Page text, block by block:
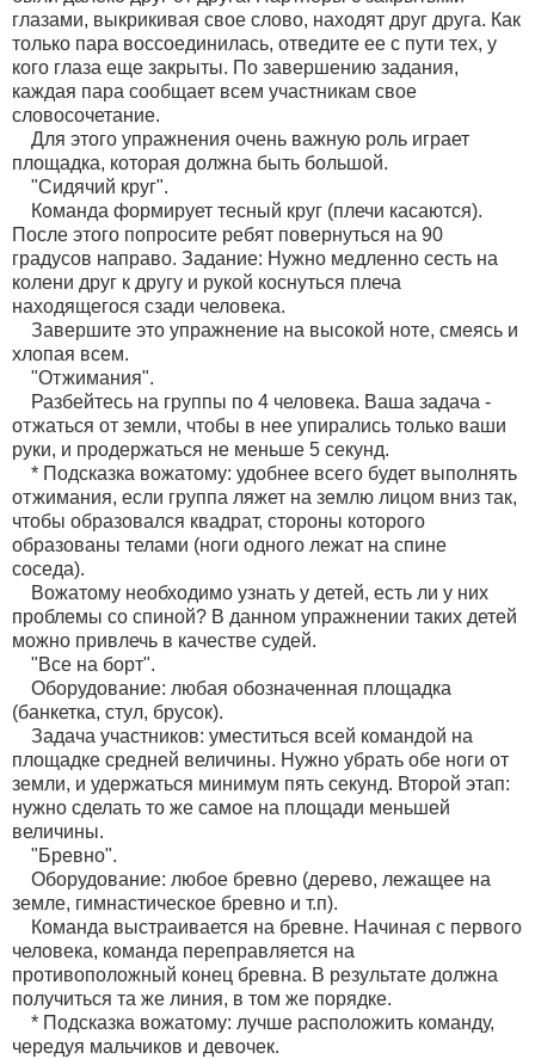
глазами, выкрикивая свое слово, находят друг друга. Как
только пара воссоединилась, отведите ее с пути тех, у
кого глаза еще закрыты. По завершению задания,
каждая пара сообщает всем участникам свое
словосочетание.
Для этого упражнения очень важную роль играет
площадка, которая должна быть большой.
"Сидячий круг".
Команда формирует тесный круг (плечи касаются).
После этого попросите ребят повернуться на 90
градусов направо. Задание: Нужно медленно сесть на
колени друг к другу и рукой коснуться плеча
находящегося сзади человека.
Завершите это упражнение на высокой ноте, смеясь и
хлопая всем.
"Отжимания".
Разбейтесь на группы по 4 человека. Ваша задача -
отжаться от земли, чтобы в нее упирались только ваши
руки, и продержаться не меньше 5 секунд.
* Подсказка вожатому: удобнее всего будет выполнять
отжимания, если группа ляжет на землю лицом вниз так,
чтобы образовался квадрат, стороны которого
образованы телами (ноги одного лежат на спине
соседа).
Вожатому необходимо узнать у детей, есть ли у них
проблемы со спиной? В данном упражнении таких детей
можно привлечь в качестве судей.
"Все на борт".
Оборудование: любая обозначенная площадка
(банкетка, стул, брусок).
Задача участников: уместиться всей командой на
площадке средней величины. Нужно убрать обе ноги от
земли, и удержаться минимум пять секунд. Второй этап:
нужно сделать то же самое на площади меньшей
величины.
"Бревно".
Оборудование: любое бревно (дерево, лежащее на
земле, гимнастическое бревно и т.п).
Команда выстраивается на бревне. Начиная с первого
человека, команда переправляется на
противоположный конец бревна. В результате должна
получиться та же линия, в том же порядке.
* Подсказка вожатому: лучше расположить команду,
чередуя мальчиков и девочек.